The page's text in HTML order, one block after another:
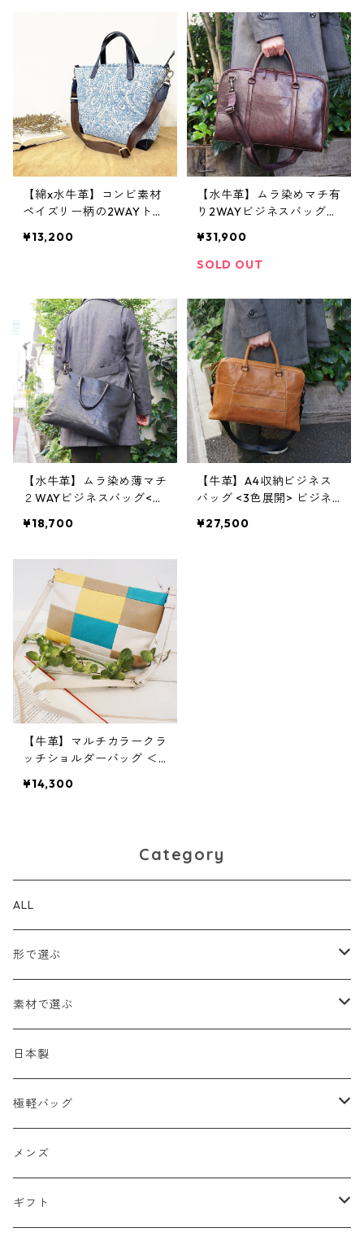
ッグ ショルダーバッグ
M8012
【綿x水牛革】コンビ素材
ペイズリー柄の2WAYトー
開> 軽い ショルダー
¥13,200
【水牛革】ムラ染めマチ有
り2WAYビジネスバッグ
納 トートバッグ ショル
ダーバッグ 丈夫 軽い
¥31,900
SOLD OUT
【水牛革】ムラ染め薄マチ
２WAYビジネスバッグ<4
グ トートバッグ 軽い
¥18,700
【牛革】A4収納ビジネス
バッグ <3色展開> ビジネ
グ A4収納 軽い レザ
¥27,500
【牛革】マルチカラークラ
ッチショルダーバッグ ＜
¥14,300
Category
ALL
形で選ぶ
トートバッグ
ショルダーバッグ
2WAY
リュック
ビジネスバッグ
素材で選ぶ
メッシュ
エナメル
革Ｘ異素材コンビ
牛革
日本製
極軽バッグ
メンズ
レディース
メンズ
ギフト